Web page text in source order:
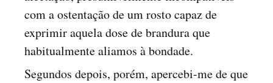
com a ostentação de um rosto capaz de
exprimir aquela dose de brandura que
habitualmente aliamos à bondade.
Segundos depois, porém, apercebi-me de que